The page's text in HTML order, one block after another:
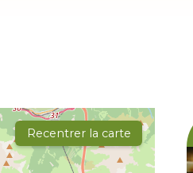
Recentrer la carte